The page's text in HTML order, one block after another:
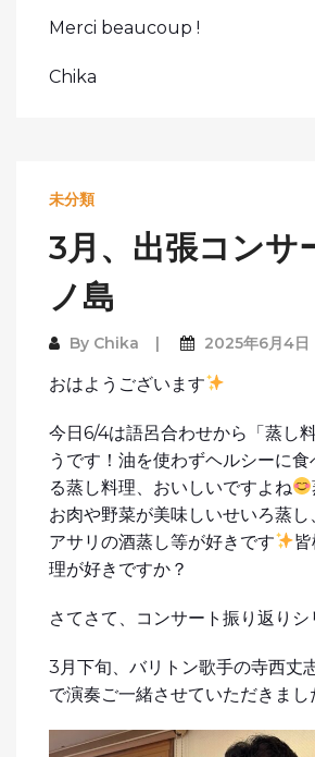
Merci beaucoup !
Chika
未分類
3月、出張コンサ
ノ島
By Chika 2025年6月4日
おはようございます
今日6/4は語呂合わせから「蒸し
うです！油を使わずヘルシーに食
る蒸し料理、おいしいですよね
お肉や野菜が美味しいせいろ蒸し
アサリの酒蒸し等が好きです
理が好きですか？
さてさて、コンサート振り返りシ
3月下旬、バリトン歌手の寺西丈
で演奏ご一緒させていただきまし